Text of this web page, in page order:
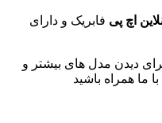
اچ پی فابریک و دارای
دیدن مدل های بیشتر و
با ما همراه باشید